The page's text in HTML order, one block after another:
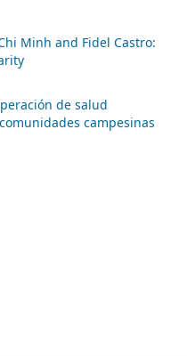
Minh and Fidel Castro:
de salud
campesinas